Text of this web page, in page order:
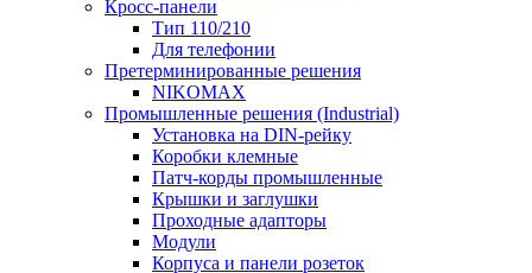
Кросс-панели
Тип 110/210
Для телефонии
Претерминированные решения
NIKOMAX
Промышленные решения (Industrial)
Установка на DIN-рейку
Коробки клемные
Патч-корды промышленные
Крышки и заглушки
Проходные адапторы
Модули
Корпуса и панели розеток